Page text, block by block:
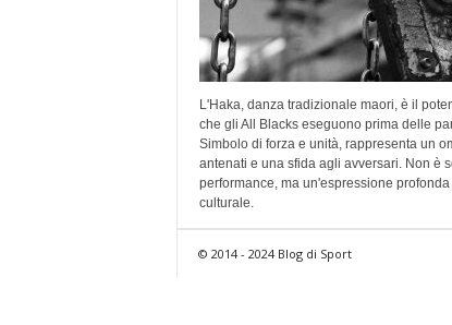
L'Haka, danza tradizionale maori, è il
che gli All Blacks eseguono prima delle
Simbolo di forza e unità, rappresenta un
antenati e una sfida agli avversari. Non è
performance, ma un'espressione
culturale.
© 2014 - 2024 Blog di Sport